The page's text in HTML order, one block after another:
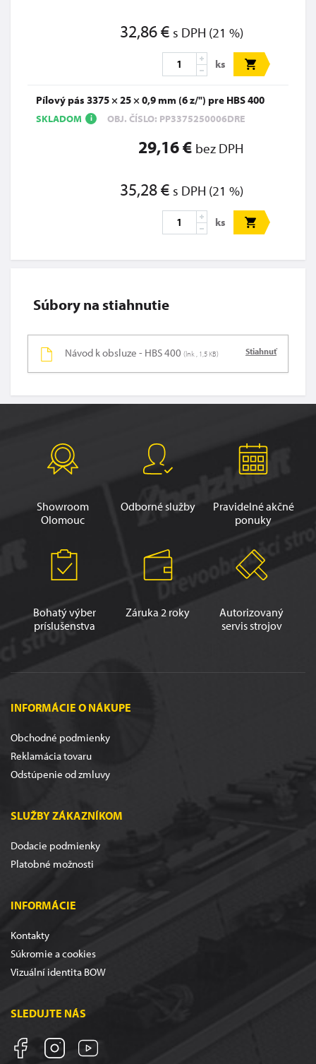
32,86 € s DPH (21 %)
ks
Pílový pás 3375 × 25 × 0,9 mm (6 z/") pre HBS 400
SKLADOM i OBJ. ČÍSLO: PP3375250006DRE
29,16 € bez DPH
35,28 € s DPH (21 %)
ks
Súbory na stiahnutie
Návod k obsluze - HBS 400 (lnk , 1,5 KB) Stiahnuť
Showroom
Olomouc
Odborné služby
Pravidelné akčné
ponuky
Bohatý výber
príslušenstva
Záruka 2 roky
Autorizovaný
servis strojov
INFORMÁCIE O NÁKUPE
Obchodné podmienky
Reklamácia tovaru
Odstúpenie od zmluvy
SLUŽBY ZÁKAZNÍKOM
Dodacie podmienky
Platobné možnosti
INFORMÁCIE
Kontakty
Súkromie a cookies
Vizuální identita BOW
SLEDUJTE NÁS